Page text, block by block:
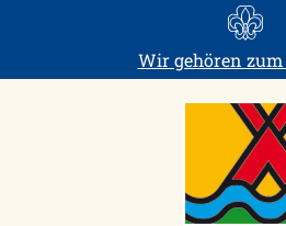
Wir gehören zum